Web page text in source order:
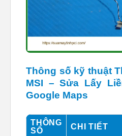
Thông số kỹ thuật
MSI – Sửa Lấy
Google Maps
THÔNG
SỐ
CHI TIẾT